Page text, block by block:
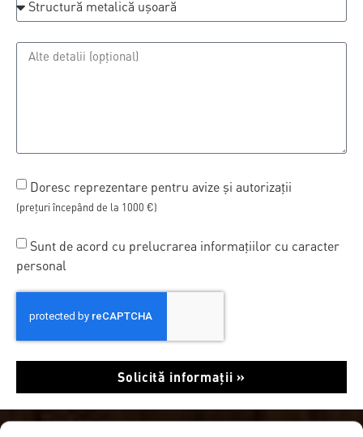
Doresc reprezentare pentru avize și autorizații
(prețuri începând de la 1000 €)
Sunt de acord cu prelucrarea informațiilor cu caracter
personal
Solicită informații »